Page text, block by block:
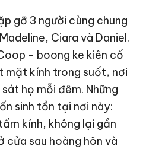
gỡ 3 người cùng chung
Ciara và Daniel.
- boong ke kiên cố
mặt kính trong suốt, nơi
họ mỗi đêm. Những
sinh tồn tại nơi này:
kính, không lại gần
cửa sau hoàng hôn và